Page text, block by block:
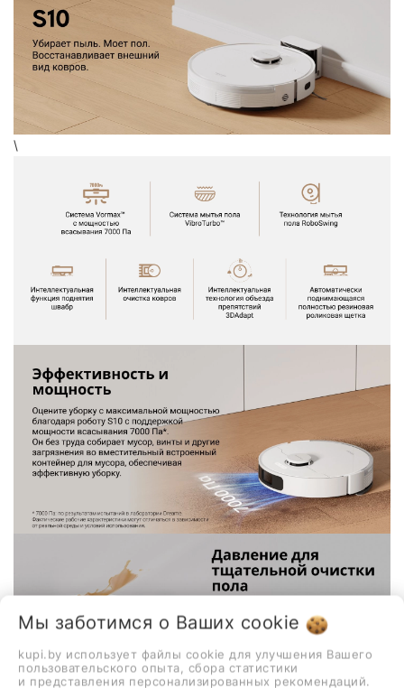
\
Мы заботимся о Ваших cookie
kupi.by использует файлы cookie для улучшения Вашего
пользовательского опыта, сбора статистики
и представления персонализированных рекомендаций.